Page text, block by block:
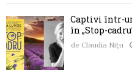
Captivi într-
în „Stop-
de Claudia Nițu